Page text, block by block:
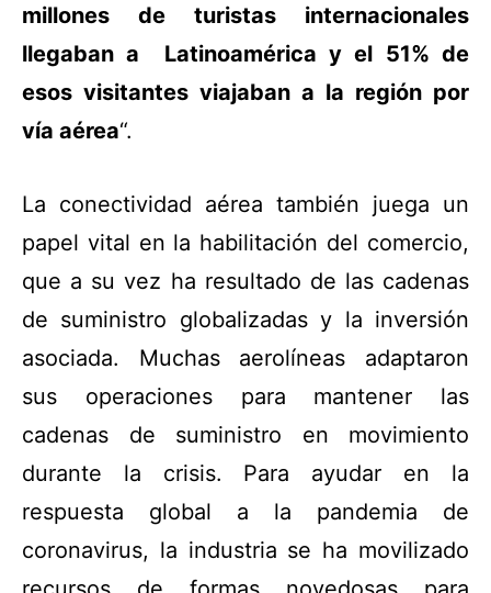
millones de turistas internacionales
llegaban a Latinoamérica y el 51% de
esos visitantes viajaban a la región por
vía aérea“.
La conectividad aérea también juega un
papel vital en la habilitación del comercio,
que a su vez ha resultado de las cadenas
de suministro globalizadas y la inversión
asociada. Muchas aerolíneas adaptaron
sus operaciones para mantener las
cadenas de suministro en movimiento
durante la crisis. Para ayudar en la
respuesta global a la pandemia de
coronavirus, la industria se ha movilizado